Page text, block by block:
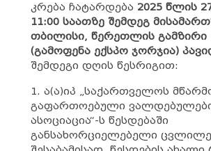
კრება ჩატარდება 2025 წლის
11:00 საათზე შემდეგ
თბილისი, წერეთლის გამზირი
(გამოფენა ექსპო ჯორჯია)
შემდეგი დღის წესრიგით:
1. ა(ა)იპ „საქართველოს
გაფართოებული
ასოციაცია“-ს წესდებაში
განსახორციელებელი